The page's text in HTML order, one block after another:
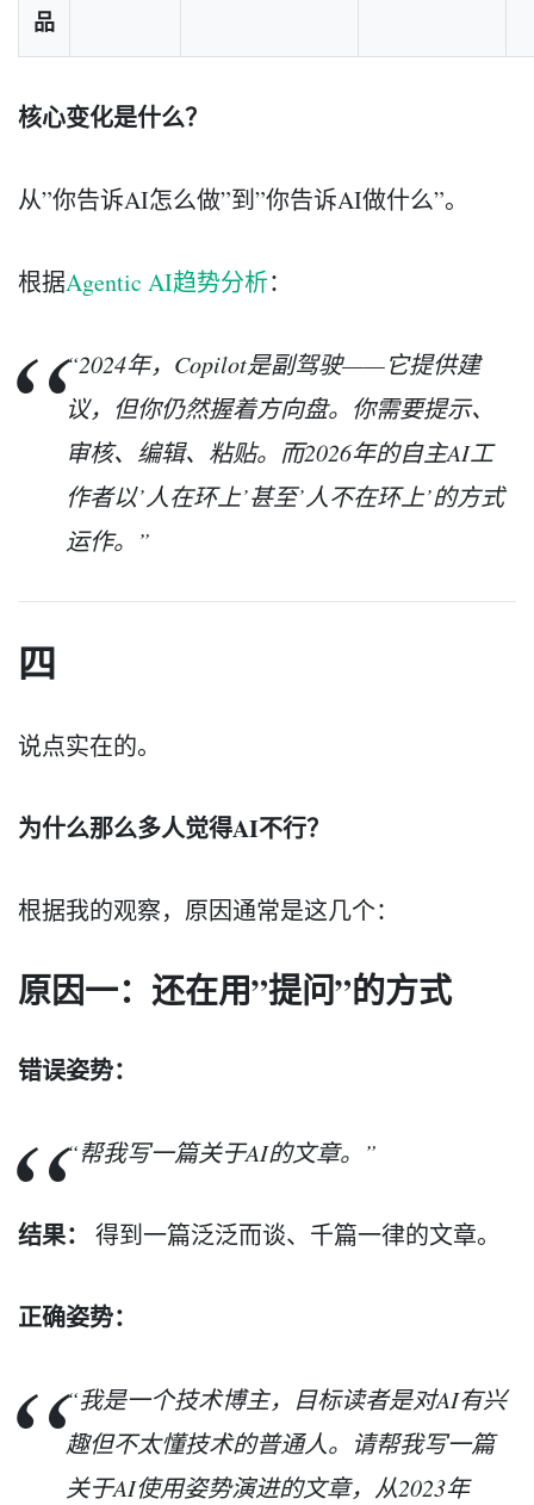
品
核心变化是什么？
从”你告诉AI怎么做”到”你告诉AI做什么”。
根据Agentic AI趋势分析：
“2024年，Copilot是副驾驶——它提供建
议，但你仍然握着方向盘。你需要提示、
审核、编辑、粘贴。而2026年的自主AI工
作者以’人在环上’甚至’人不在环上’的方式
运作。”
四
说点实在的。
为什么那么多人觉得AI不行？
根据我的观察，原因通常是这几个：
原因一：还在用”提问”的方式
错误姿势：
“帮我写一篇关于AI的文章。”
结果： 得到一篇泛泛而谈、千篇一律的文章。
正确姿势：
“我是一个技术博主，目标读者是对AI有兴
趣但不太懂技术的普通人。请帮我写一篇
关于AI使用姿势演进的文章，从2023年